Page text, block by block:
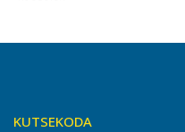
KUTSEKODA